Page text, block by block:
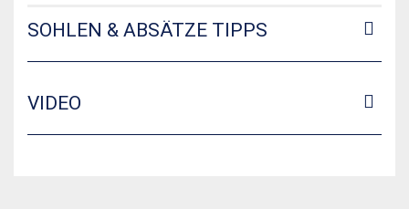
SOHLEN & ABSÄTZE TIPPS
VIDEO